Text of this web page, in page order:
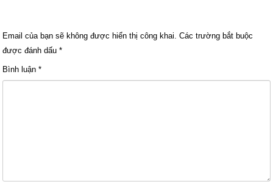
Email của bạn sẽ không được hiển thị công khai. Các trường bắt buộc
được đánh dấu *
Bình luận *